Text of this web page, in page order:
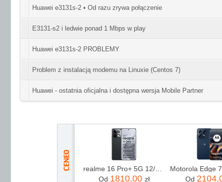
Huawei e3131s-2 • Od razu zrywa połączenie
E3131-s2 i ledwie ponad 1 Mbps w play
Huawei e3131s-2 PROBLEMY
Problem z instalacją modemu na Linuxie (Centos 7)
Huawei - ostatnia oficjalna i dostępna wersja Mobile Partner
realme 16 Pro+ 5G 12/512GB Szary
Od 1810,00 zł Od